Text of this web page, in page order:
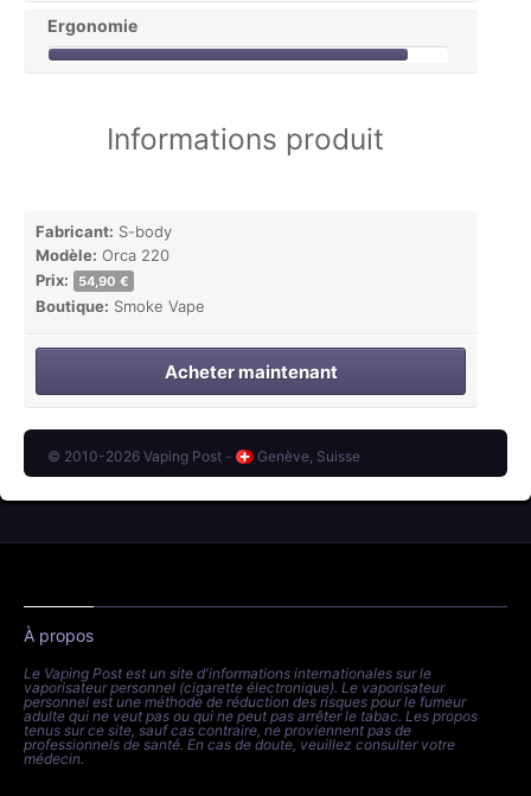
Ergonomie
Informations produit
Fabricant: S-body
Modèle: Orca 220
Prix:
54,90 €
Boutique: Smoke Vape
Acheter maintenant
© 2010-2026 Vaping Post - Genève, Suisse
À propos
Le Vaping Post est un site d'informations internationales sur le
vaporisateur personnel (cigarette électronique). Le vaporisateur
personnel est une méthode de réduction des risques pour le fumeur
adulte qui ne veut pas ou qui ne peut pas arrêter le tabac. Les propos
tenus sur ce site, sauf cas contraire, ne proviennent pas de
professionnels de santé. En cas de doute, veuillez consulter votre
médecin.